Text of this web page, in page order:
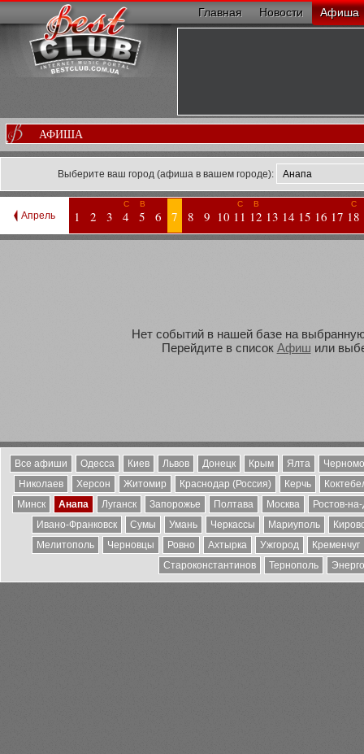
Главная Новости Афиша
АФИША
Выберите ваш город (афиша в вашем городе):
Апрель 1 2 3
С
4
В
5 6 7 8 9 10
С
11
В
12 13 14 15 16 17
С
18
Нет событий в нашей базе на
Перейдите в список Афиш или
Все афиши Одесса Киев Львов Донецк Крым Ялта
Николаев
Херсон Житомир Краснодар (Россия) Керчь
Минск
Анапа Луганск Запорожье Полтава Москва
Ростов-
Ивано-Франковск
Сумы Умань Черкассы Мариуполь
Мелитополь
Черновцы Ровно Ахтырка Ужгород
Кременчуг
Староконстантинов
Тернополь